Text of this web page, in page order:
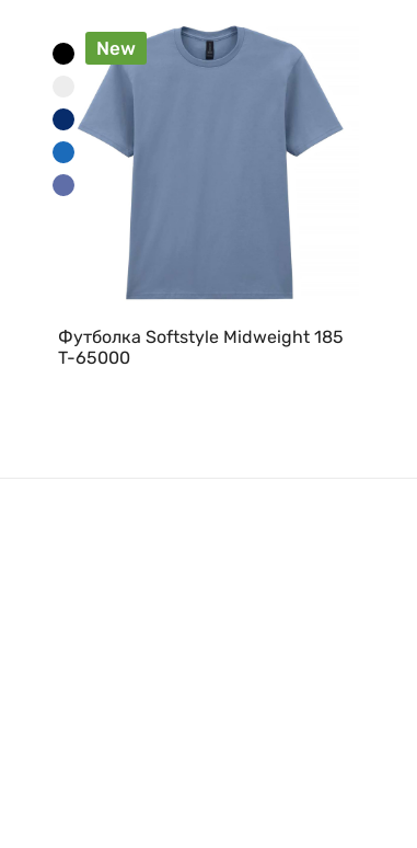
New
Футболка Softstyle Midweight 185
T-65000